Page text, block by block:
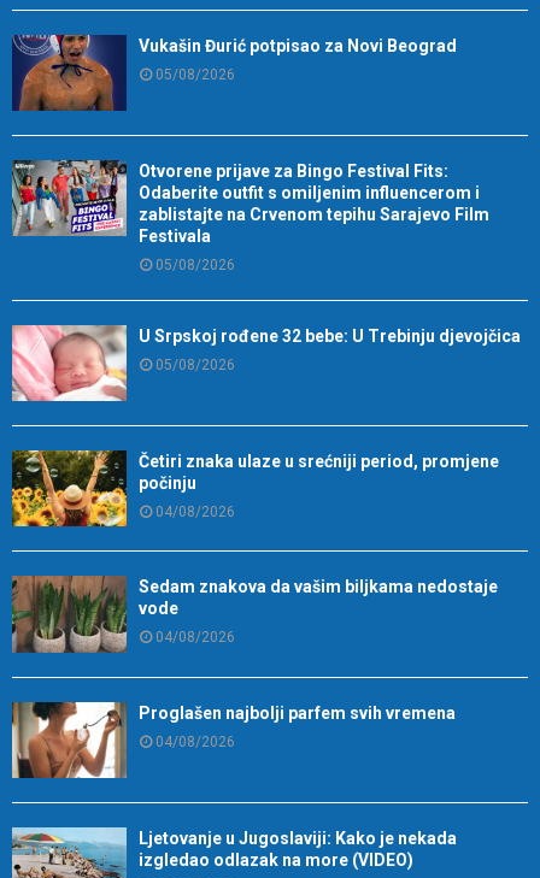
Vukašin Đurić potpisao za Novi Beograd
05/08/2026
Otvorene prijave za Bingo Festival Fits:
Odaberite outfit s omiljenim influencerom i
zablistajte na Crvenom tepihu Sarajevo Film
Festivala
05/08/2026
U Srpskoj rođene 32 bebe: U Trebinju djevojčica
05/08/2026
Četiri znaka ulaze u srećniji period, promjene
počinju
04/08/2026
Sedam znakova da vašim biljkama nedostaje
vode
04/08/2026
Proglašen najbolji parfem svih vremena
04/08/2026
Ljetovanje u Jugoslaviji: Kako je nekada
izgledao odlazak na more (VIDEO)